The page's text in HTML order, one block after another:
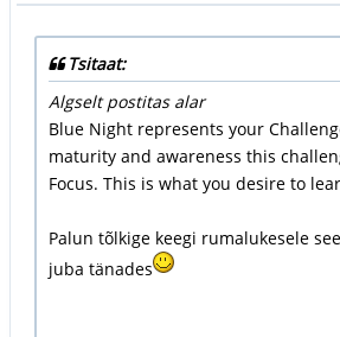
Tsitaat:
Algselt postitas alar
Blue Night represents your
maturity and awareness this
Focus. This is what you desire to
Palun tõlkige keegi rumalukesele
juba tänades